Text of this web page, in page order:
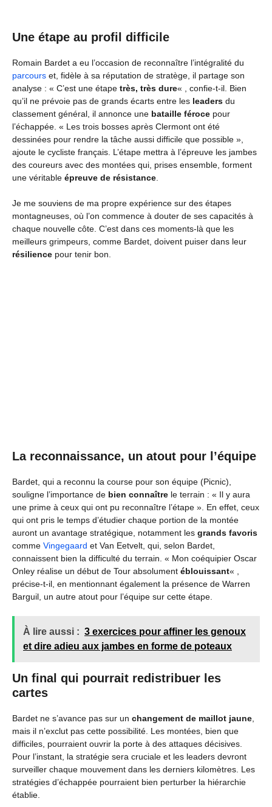
Une étape au profil difficile
Romain Bardet a eu l’occasion de reconnaître l’intégralité du
parcours et, fidèle à sa réputation de stratège, il partage son
analyse : « C’est une étape très, très dure« , confie-t-il. Bien
qu’il ne prévoie pas de grands écarts entre les leaders du
classement général, il annonce une bataille féroce pour
l’échappée. « Les trois bosses après Clermont ont été
dessinées pour rendre la tâche aussi difficile que possible »,
ajoute le cycliste français. L’étape mettra à l’épreuve les jambes
des coureurs avec des montées qui, prises ensemble, forment
une véritable épreuve de résistance
Je me souviens de ma propre expérience sur des étapes
montagneuses, où l’on commence à douter de ses capacités à
chaque nouvelle côte. C’est dans ces moments-là que les
meilleurs grimpeurs, comme Bardet, doivent puiser dans leur
résilience pour tenir bon.
La reconnaissance, un atout pour l’équipe
Bardet, qui a reconnu la course pour son équipe (Picnic),
souligne l’importance de bien connaître le terrain : « Il y aura
une prime à ceux qui ont pu reconnaître l’étape ». En effet, ceux
qui ont pris le temps d’étudier chaque portion de la montée
auront un avantage stratégique, notamment les grands favoris
comme Vingegaard et Van Eetvelt, qui, selon Bardet,
connaissent bien la difficulté du terrain. « Mon coéquipier Oscar
Onley réalise un début de Tour absolument éblouissant« ,
précise-t-il, en mentionnant également la présence de Warren
Barguil, un autre atout pour l’équipe sur cette étape.
À lire aussi : 3 exercices pour affiner les genoux
et dire adieu aux jambes en forme de poteaux
Un final qui pourrait redistribuer les
cartes
Bardet ne s’avance pas sur un changement de maillot jaune
mais il n’exclut pas cette possibilité. Les montées, bien que
difficiles, pourraient ouvrir la porte à des attaques décisives.
Pour l’instant, la stratégie sera cruciale et les leaders devront
surveiller chaque mouvement dans les derniers kilomètres. Les
stratégies d’échappée pourraient bien perturber la hiérarchie
établie.